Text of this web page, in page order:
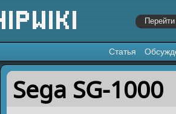
Статья
Перейти к:навигация,поиск
Sega SG-1000